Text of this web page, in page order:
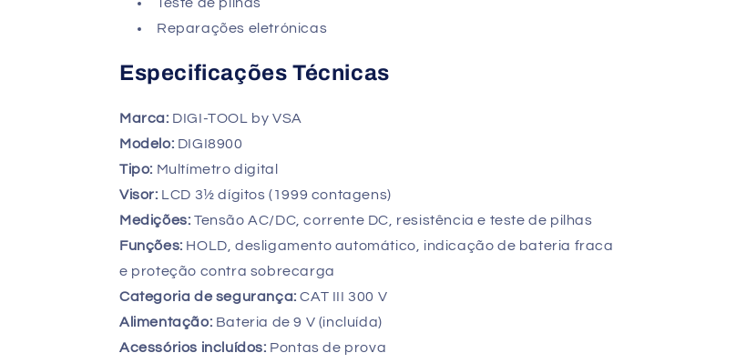
Teste de pilhas
Reparações eletrónicas
Especificações Técnicas
Marca: DIGI-TOOL by VSA
Modelo: DIGI8900
Tipo: Multímetro digital
Visor: LCD 3½ dígitos (1999 contagens)
Medições: Tensão AC/DC, corrente DC, resistência e teste de pilhas
Funções: HOLD, desligamento automático, indicação de bateria fraca
e proteção contra sobrecarga
Categoria de segurança: CAT III 300 V
Alimentação: Bateria de 9 V (incluída)
Acessórios incluídos: Pontas de prova